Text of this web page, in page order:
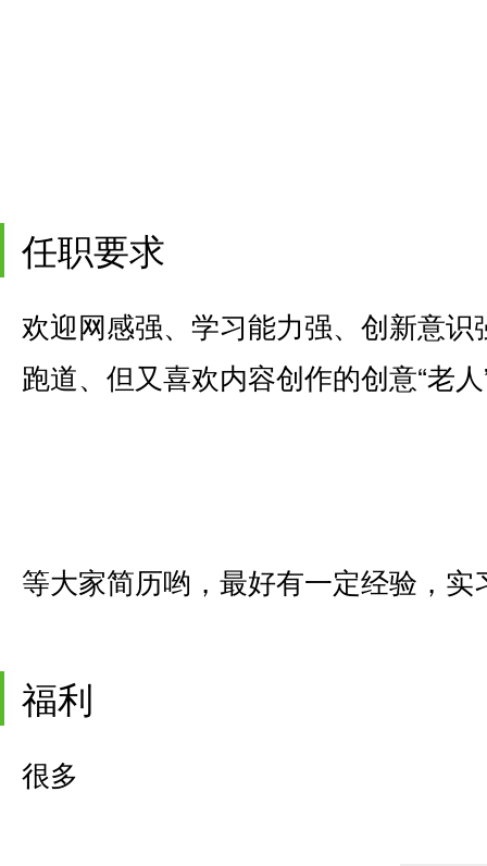
任职要求
欢迎网感强、学习能力强、创新意
跑道、但又喜欢内容创作的创意“老人
等大家简历哟，最好有一定经验，实
福利
很多